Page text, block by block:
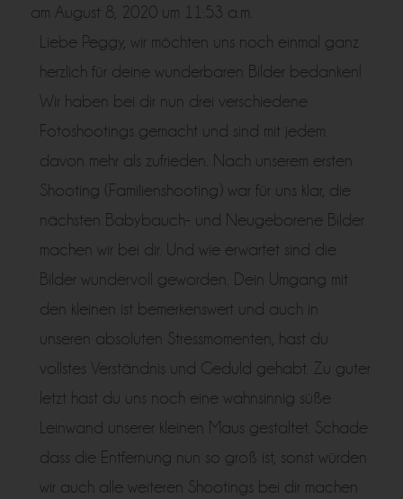
am August 8, 2020 um 11:53 a.m.
Liebe Peggy, wir möchten uns noch einmal ganz
herzlich für deine wunderbaren Bilder bedanken!
Wir haben bei dir nun drei verschiedene
Fotoshootings gemacht und sind mit jedem
davon mehr als zufrieden. Nach unserem ersten
Shooting (Familienshooting) war für uns klar, die
nächsten Babybauch- und Neugeborene Bilder
machen wir bei dir. Und wie erwartet sind die
Bilder wundervoll geworden. Dein Umgang mit
den kleinen ist bemerkenswert und auch in
unseren absoluten Stressmomenten, hast du
vollstes Verständnis und Geduld gehabt. Zu guter
letzt hast du uns noch eine wahnsinnig süße
Leinwand unserer kleinen Maus gestaltet. Schade
dass die Entfernung nun so groß ist, sonst würden
wir auch alle weiteren Shootings bei dir machen